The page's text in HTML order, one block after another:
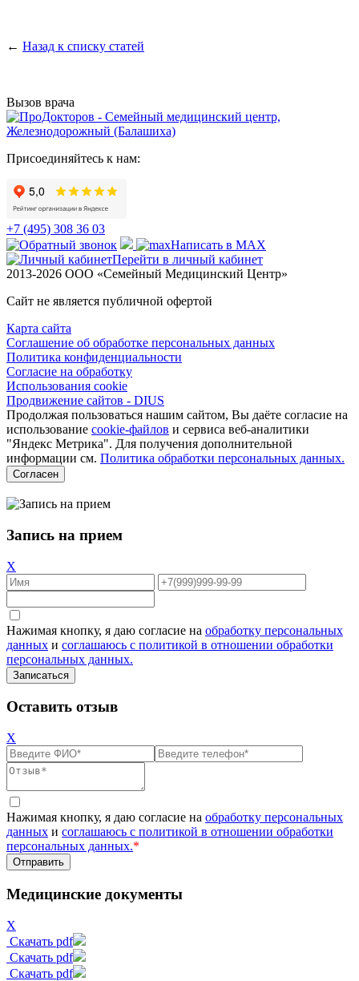
← Назад к списку статей
Вызов врача
Присоединяйтесь к нам:
+7 (495) 308 36 03
Написать в MAX
Перейти в личный кабинет
2013-2026 ООО «Семейный Медицинский Центр»
Сайт не является публичной офертой
Карта сайта
Соглашение об обработке персональных данных
Политика конфиденциальности
Согласие на обработку
Использования cookie
Продвижение сайтов - DIUS
Продолжая пользоваться нашим сайтом, Вы даёте согласие на
использование cookie-файлов и сервиса веб-аналитики
"Яндекс Метрика". Для получения дополнительной
информации см. Политика обработки персональных данных.
Согласен
Запись на прием
X
Нажимая кнопку, я даю согласие на обработку персональных
данных и соглашаюсь с политикой в отношении обработки
персональных данных.
Оставить отзыв
X
Нажимая кнопку, я даю согласие на обработку персональных
данных и соглашаюсь с политикой в отношении обработки
персональных данных.*
Медицинские документы
X
Скачать pdf
Скачать pdf
Скачать pdf